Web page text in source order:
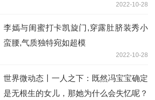
2022-10-28
李嫣与闺蜜打卡凯旋门,穿露肚脐装秀小
蛮腰,气质独特宛如超模
2022-10-28
世界微动态丨一人之下：既然冯宝宝确定
是无根生的女儿，那她为什么会失忆呢？